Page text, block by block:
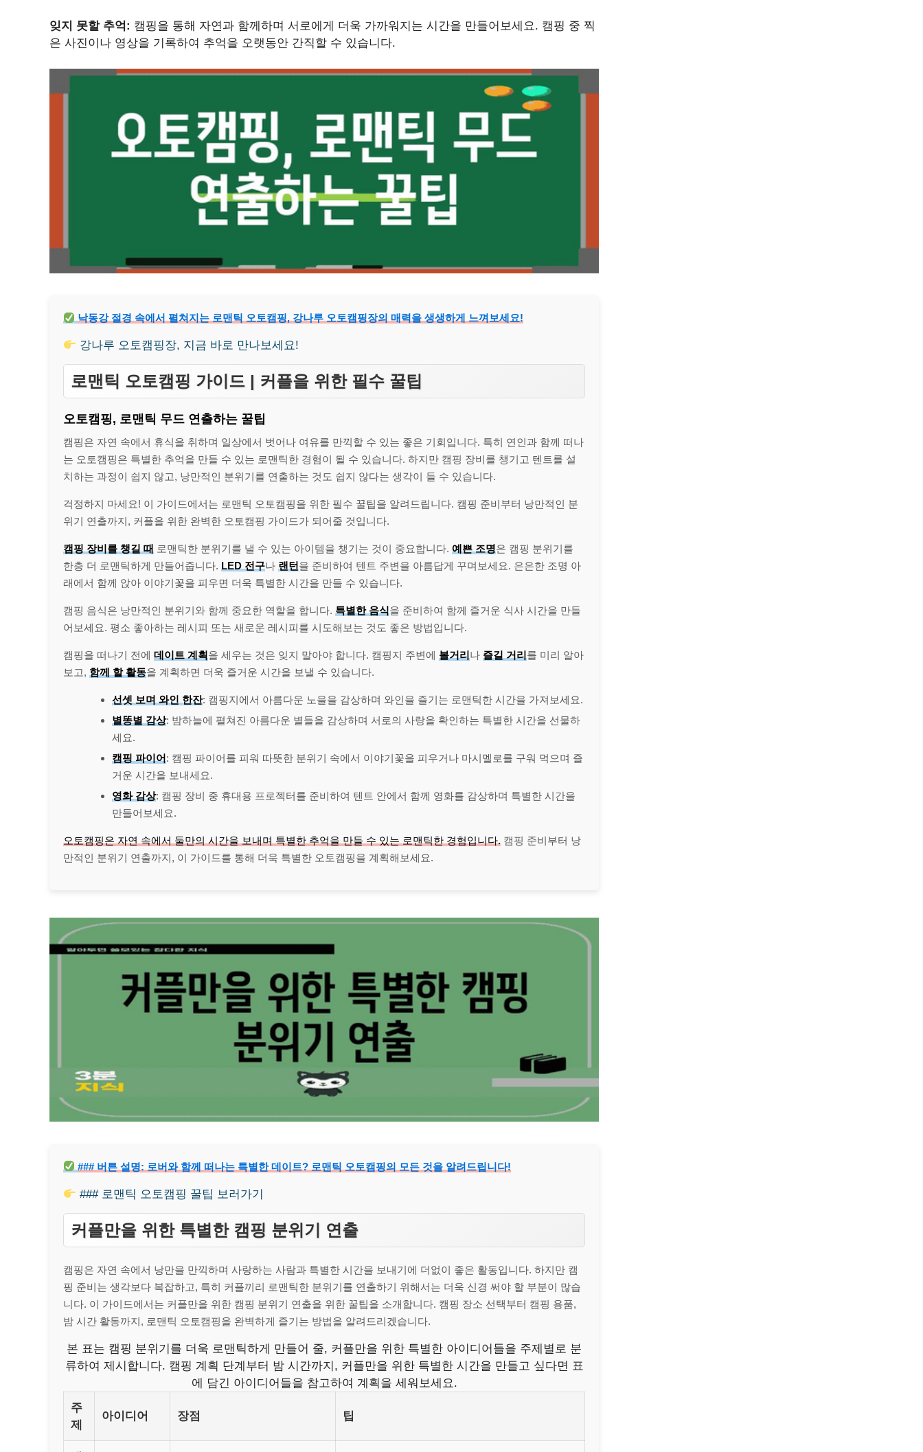
잊지 못할 추억: 캠핑을 통해 자연과 함께하며 서로에게 더욱 가까워지는 시간을 만들어보세요. 캠핑 중 찍
은 사진이나 영상을 기록하여 추억을 오랫동안 간직할 수 있습니다.
낙동강 절경 속에서 펼쳐지는 로맨틱 오토캠핑, 강나루 오토캠핑장의 매력을 생생하게 느껴보세요!
강나루 오토캠핑장, 지금 바로 만나보세요!
로맨틱 오토캠핑 가이드 | 커플을 위한 필수 꿀팁
오토캠핑, 로맨틱 무드 연출하는 꿀팁
캠핑은 자연 속에서 휴식을 취하며 일상에서 벗어나 여유를 만끽할 수 있는 좋은 기회입니다. 특히 연인과 함께 떠나
는 오토캠핑은 특별한 추억을 만들 수 있는 로맨틱한 경험이 될 수 있습니다. 하지만 캠핑 장비를 챙기고 텐트를 설
치하는 과정이 쉽지 않고, 낭만적인 분위기를 연출하는 것도 쉽지 않다는 생각이 들 수 있습니다.
걱정하지 마세요! 이 가이드에서는 로맨틱 오토캠핑을 위한 필수 꿀팁을 알려드립니다. 캠핑 준비부터 낭만적인 분
위기 연출까지, 커플을 위한 완벽한 오토캠핑 가이드가 되어줄 것입니다.
캠핑 장비를 챙길 때 로맨틱한 분위기를 낼 수 있는 아이템을 챙기는 것이 중요합니다. 예쁜 조명은 캠핑 분위기를
한층 더 로맨틱하게 만들어줍니다. LED 전구나 랜턴을 준비하여 텐트 주변을 아름답게 꾸며보세요. 은은한 조명 아
래에서 함께 앉아 이야기꽃을 피우면 더욱 특별한 시간을 만들 수 있습니다.
캠핑 음식은 낭만적인 분위기와 함께 중요한 역할을 합니다. 특별한 음식을 준비하여 함께 즐거운 식사 시간을 만들
어보세요. 평소 좋아하는 레시피 또는 새로운 레시피를 시도해보는 것도 좋은 방법입니다.
캠핑을 떠나기 전에 데이트 계획을 세우는 것은 잊지 말아야 합니다. 캠핑지 주변에 볼거리나 즐길 거리를 미리 알아
보고, 함께 할 활동을 계획하면 더욱 즐거운 시간을 보낼 수 있습니다.
선셋 보며 와인 한잔: 캠핑지에서 아름다운 노을을 감상하며 와인을 즐기는 로맨틱한 시간을 가져보세요.
별똥별 감상: 밤하늘에 펼쳐진 아름다운 별들을 감상하며 서로의 사랑을 확인하는 특별한 시간을 선물하
세요.
캠핑 파이어: 캠핑 파이어를 피워 따뜻한 분위기 속에서 이야기꽃을 피우거나 마시멜로를 구워 먹으며 즐
거운 시간을 보내세요.
영화 감상: 캠핑 장비 중 휴대용 프로젝터를 준비하여 텐트 안에서 함께 영화를 감상하며 특별한 시간을
만들어보세요.
오토캠핑은 자연 속에서 둘만의 시간을 보내며 특별한 추억을 만들 수 있는 로맨틱한 경험입니다. 캠핑 준비부터 낭
만적인 분위기 연출까지, 이 가이드를 통해 더욱 특별한 오토캠핑을 계획해보세요.
### 버튼 설명: 로버와 함께 떠나는 특별한 데이트? 로맨틱 오토캠핑의 모든 것을 알려드립니다!
### 로맨틱 오토캠핑 꿀팁 보러가기
커플만을 위한 특별한 캠핑 분위기 연출
캠핑은 자연 속에서 낭만을 만끽하며 사랑하는 사람과 특별한 시간을 보내기에 더없이 좋은 활동입니다. 하지만 캠
핑 준비는 생각보다 복잡하고, 특히 커플끼리 로맨틱한 분위기를 연출하기 위해서는 더욱 신경 써야 할 부분이 많습
니다. 이 가이드에서는 커플만을 위한 캠핑 분위기 연출을 위한 꿀팁을 소개합니다. 캠핑 장소 선택부터 캠핑 용품,
밤 시간 활동까지, 로맨틱 오토캠핑을 완벽하게 즐기는 방법을 알려드리겠습니다.
본 표는 캠핑 분위기를 더욱 로맨틱하게 만들어 줄, 커플만을 위한 특별한 아이디어들을 주제별로 분
류하여 제시합니다. 캠핑 계획 단계부터 밤 시간까지, 커플만을 위한 특별한 시간을 만들고 싶다면 표
에 담긴 아이디어들을 참고하여 계획을 세워보세요.
주
제
아이디어 장점 팁